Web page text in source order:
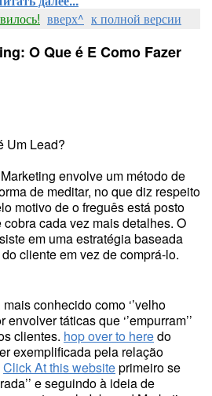
вверх^ к полной версии
O Que é E Como Fazer
Um Lead?
envolve um método de
de meditar, no que diz respeito
motivo de o freguês está posto
cada vez mais detalhes. O
em uma estratégia baseada
cliente em vez de comprá-lo.
conhecido como ‘’velho
envolver táticas que ‘’empurram’’
clientes. hop over to heredo
exemplificada pela relação
Click At this websiteprimeiro se
e seguindo à ideia de